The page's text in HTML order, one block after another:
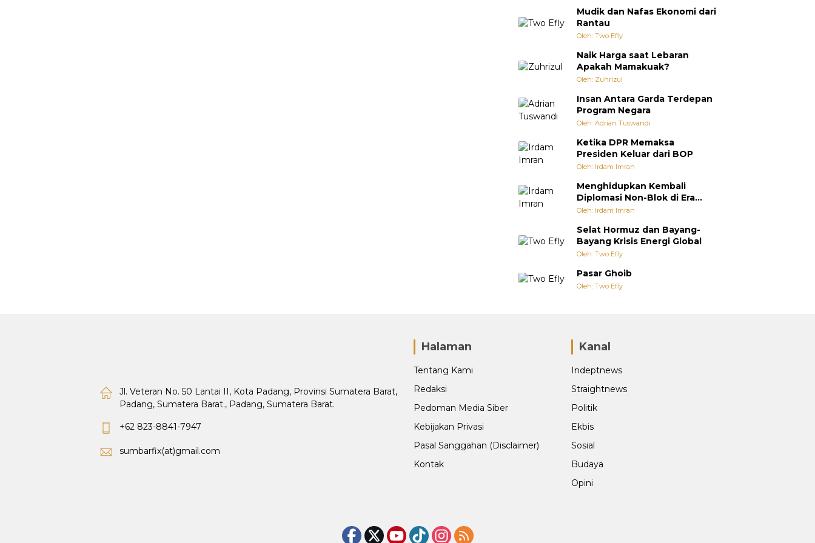
Mudik dan Nafas Ekonomi dari
Rantau
Oleh: Two Efly
Naik Harga saat Lebaran
Apakah Mamakuak?
Oleh: Zuhrizul
Insan Antara Garda Terdepan
Program Negara
Oleh: Adrian Tuswandi
Ketika DPR Memaksa
Presiden Keluar dari BOP
Oleh: Irdam Imran
Menghidupkan Kembali
Diplomasi Non-Blok di Era
Multipolar
Oleh: Irdam Imran
Selat Hormuz dan Bayang-
Bayang Krisis Energi Global
Oleh: Two Efly
Pasar Ghoib
Oleh: Two Efly
Jl. Veteran No. 50 Lantai II, Kota Padang, Provinsi Sumatera Barat,
Padang, Sumatera Barat., Padang, Sumatera Barat.
+62 823-8841-7947
sumbarfix(at)gmail.com
Halaman
Tentang Kami
Redaksi
Pedoman Media Siber
Kebijakan Privasi
Pasal Sanggahan (Disclaimer)
Kontak
Kanal
Indeptnews
Straightnews
Politik
Ekbis
Sosial
Budaya
Opini